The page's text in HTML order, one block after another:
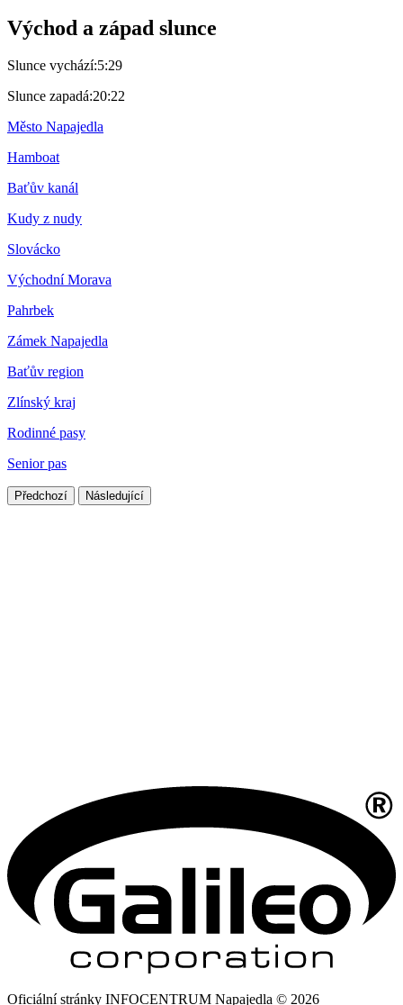
Východ a západ slunce
Slunce vychází:5:29
Slunce zapadá:20:22
Město Napajedla
Hamboat
Baťův kanál
Kudy z nudy
Slovácko
Východní Morava
Pahrbek
Zámek Napajedla
Baťův region
Zlínský kraj
Rodinné pasy
Senior pas
Předchozí Následující
Oficiální stránky INFOCENTRUM Napajedla © 2026